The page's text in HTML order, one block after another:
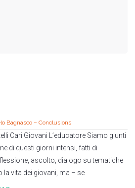
Bagnasco – Conclusions
Cari Giovani L’educatore Siamo giunti
di questi giorni intensi, fatti di
ascolto, dialogo su tematiche
la vita dei giovani, ma – se